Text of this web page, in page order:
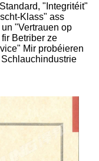
"Integritéit"
Klass" ass
"Vertrauen op
Betriber ze
Mir probéieren